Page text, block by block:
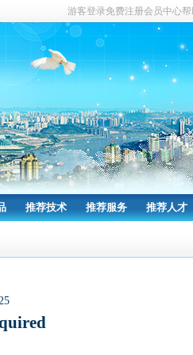
游客登录免费注册会员中心帮
推荐技术 推荐服务 推荐人才